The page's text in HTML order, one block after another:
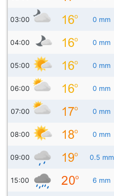
03:00 0 mm
04:00 0 mm
05:00 0 mm
06:00 0 mm
07:00 0 mm
08:00 0 mm
09:00 0.5 mm
15:00 6 mm